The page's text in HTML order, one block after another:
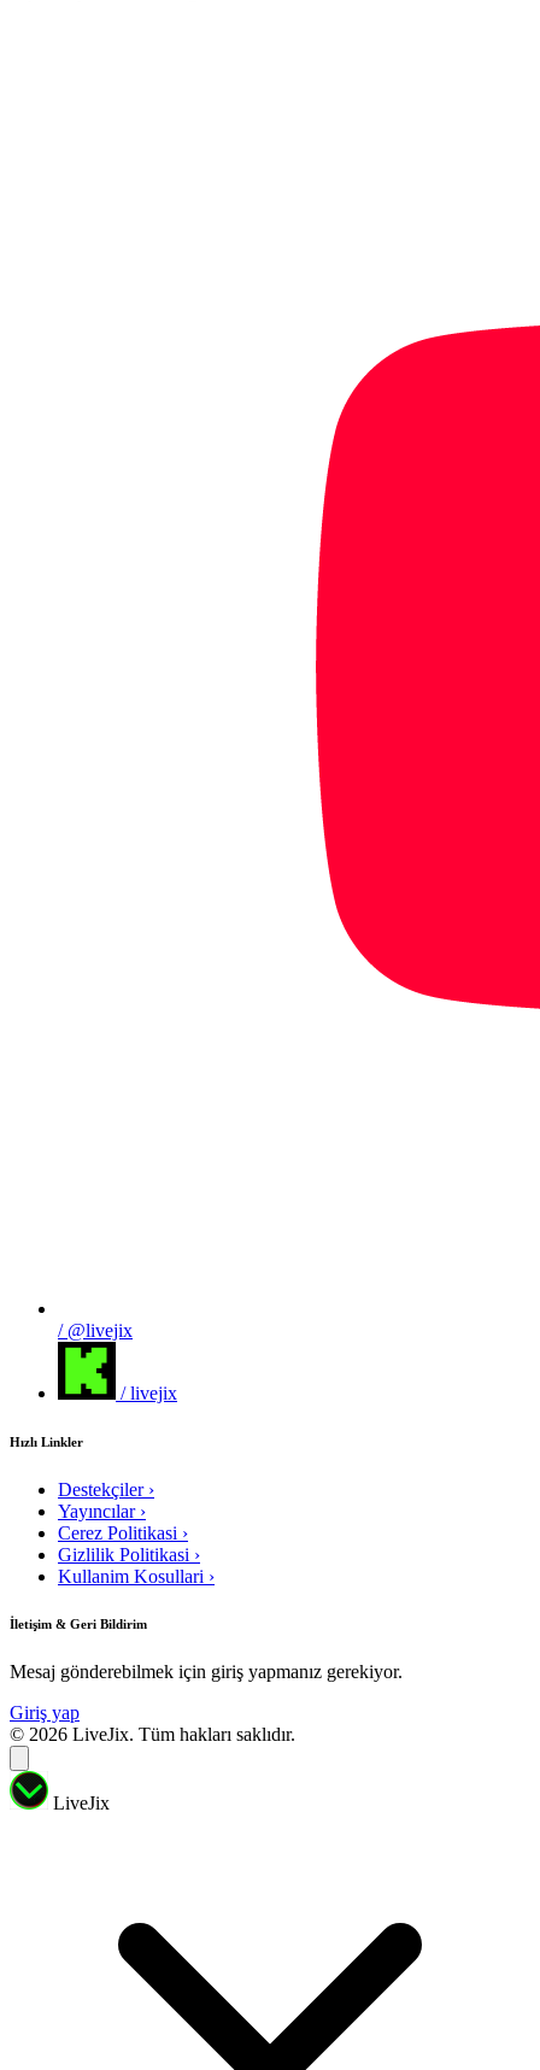
/ @livejix
/ livejix
Hızlı Linkler
Destekçiler ›
Yayıncılar ›
Cerez Politikasi ›
Gizlilik Politikasi ›
Kullanim Kosullari ›
İletişim & Geri Bildirim
Mesaj gönderebilmek için giriş yapmanız gerekiyor.
Giriş yap
© 2026 LiveJix. Tüm hakları saklıdır.
LiveJix